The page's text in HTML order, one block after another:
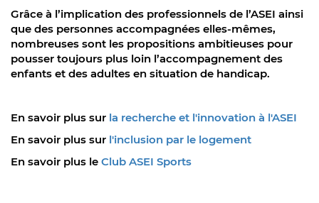
Grâce à l’implication des professionnels de l’ASEI ainsi
que des personnes accompagnées elles-mêmes,
nombreuses sont les propositions ambitieuses pour
pousser toujours plus loin l’accompagnement des
enfants et des adultes en situation de handicap.
En savoir plus sur la recherche et l'innovation à l'ASEI
En savoir plus sur l'inclusion par le logement
En savoir plus le Club ASEI Sports